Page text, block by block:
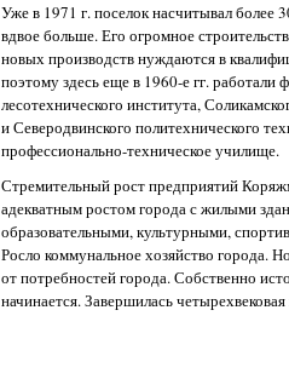
Уже в 1971 г. поселок насчитывал более
вдвое больше. Его огромное
новых производств нуждаются в
поэтому здесь еще в 1960-е гг. работали
лесотехнического института,
и Северодвинского политехнического
профессионально-техническое училище.
Стремительный рост предприятий
адекватным ростом города с жилыми
образовательными, культурными,
Росло коммунальное хозяйство города.
от потребностей города. Собственно
начинается. Завершилась